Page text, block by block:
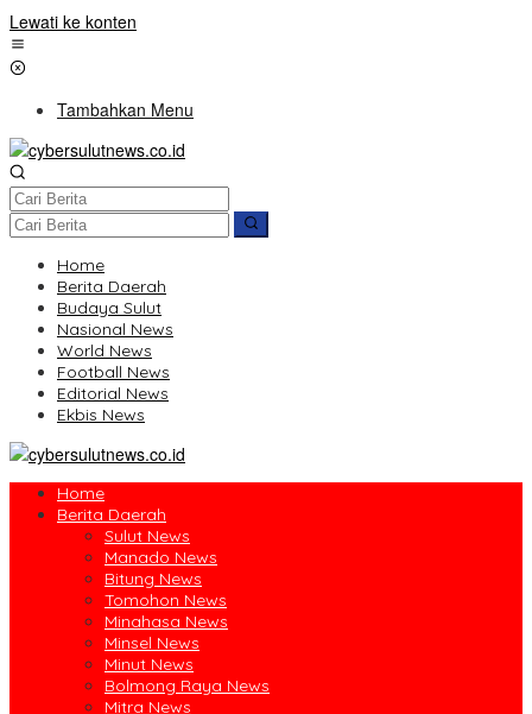
Lewati ke konten
Tambahkan Menu
Home
Berita Daerah
Budaya Sulut
Nasional News
World News
Football News
Editorial News
Ekbis News
Home
Berita Daerah
Sulut News
Manado News
Bitung News
Tomohon News
Minahasa News
Minsel News
Minut News
Bolmong Raya News
Mitra News